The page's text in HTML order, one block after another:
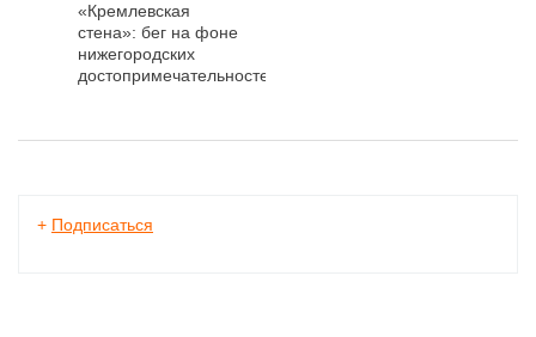
«Кремлевская
стена»: бег на фоне
нижегородских
достопримечательностей
+ Подписаться